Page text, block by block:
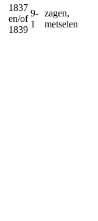
1837
en/of
1839
9-
1
zagen,
metselen